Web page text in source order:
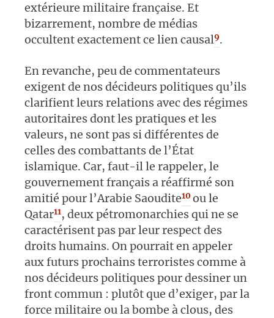
extérieure militaire française. Et
bizarrement, nombre de médias
occultent exactement ce lien causal9.
En revanche, peu de commentateurs
exigent de nos décideurs politiques qu’ils
clarifient leurs relations avec des régimes
autoritaires dont les pratiques et les
valeurs, ne sont pas si différentes de
celles des combattants de l’État
islamique. Car, faut-il le rappeler, le
gouvernement français a réaffirmé son
amitié pour l’Arabie Saoudite10 ou le
Qatar11, deux pétromonarchies qui ne se
caractérisent pas par leur respect des
droits humains. On pourrait en appeler
aux futurs prochains terroristes comme à
nos décideurs politiques pour dessiner un
front commun : plutôt que d’exiger, par la
force militaire ou la bombe à clous, des